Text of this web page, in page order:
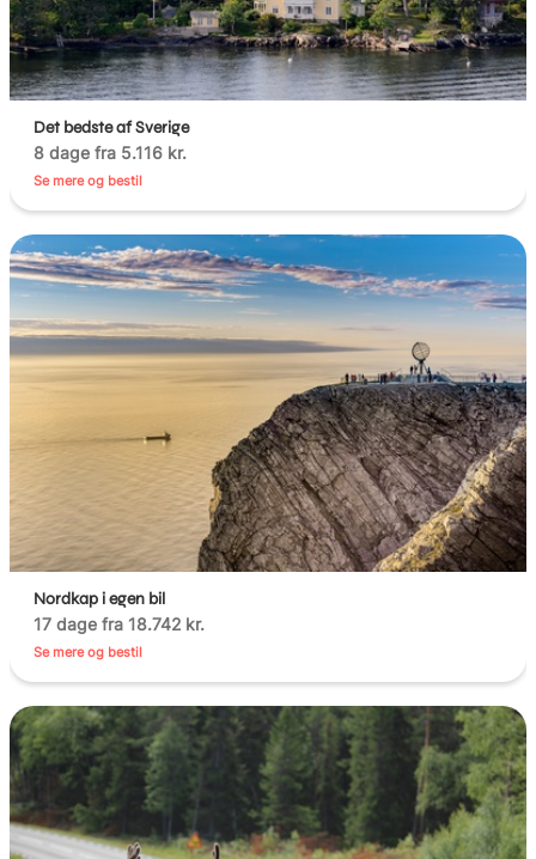
Det bedste af Sverige
8 dage fra 5.116 kr.
Se mere og bestil
Nordkap i egen bil
17 dage fra 18.742 kr.
Se mere og bestil